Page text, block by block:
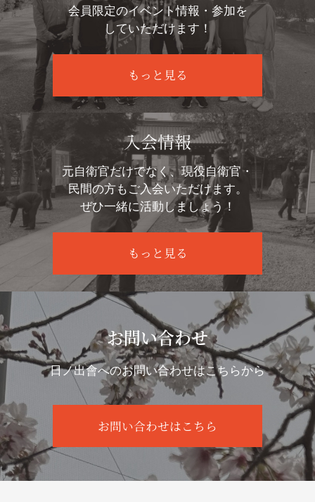
会員限定のイベント情報・参加を
していただけます！
もっと見る
入会情報
元自衛官だけでなく、現役自衛官・
民間の方もご入会いただけます。
ぜひ一緒に活動しましょう！
もっと見る
お問い合わせ
日ノ出會へのお問い合わせはこちらから
お問い合わせはこちら